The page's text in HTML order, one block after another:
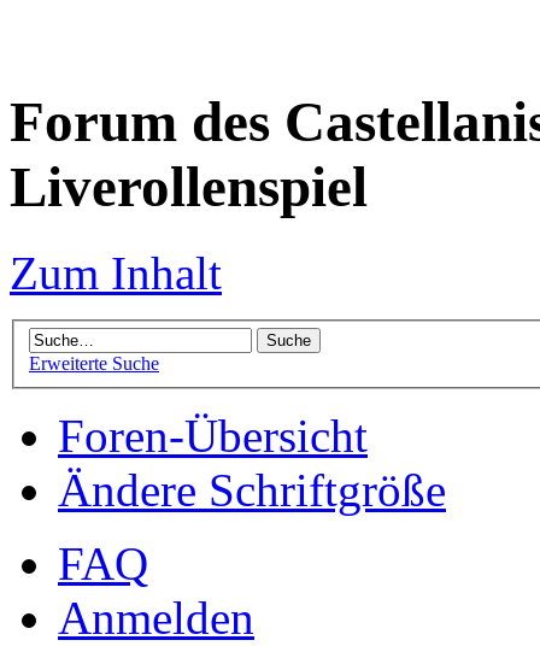
Forum des
Liverollenspiel
Zum Inhalt
Erweiterte Suche
Foren-Übersicht
Ändere Schriftgröße
FAQ
Anmelden